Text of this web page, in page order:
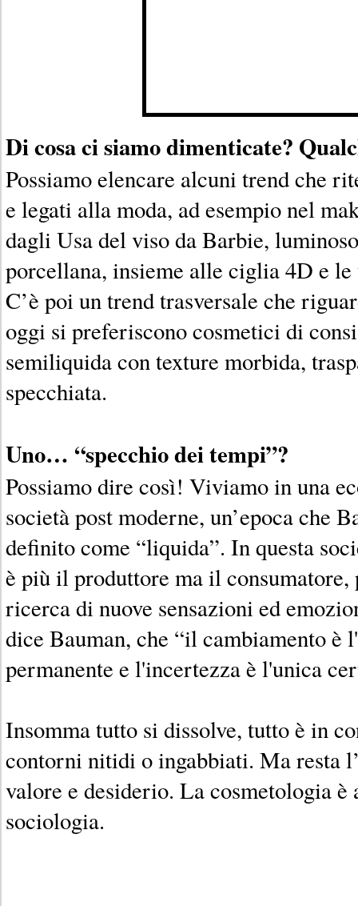
Di cosa ci siamo dimenticate?
Possiamo elencare alcuni trend che
e legati alla moda, ad esempio nel
dagli Usa del viso da Barbie,
porcellana, insieme alle ciglia 4D e le
C’è poi un trend trasversale che
oggi si preferiscono cosmetici di
semiliquida con texture morbida,
specchiata.
Uno… “specchio dei tempi”?
Possiamo dire così! Viviamo in una
società post moderne, un’epoca che
definito come “liquida”. In questa
è più il produttore ma il consumatore,
ricerca di nuove sensazioni ed
dice Bauman, che “il cambiamento è
permanente e l'incertezza è l'unica
Insomma tutto si dissolve, tutto è in
contorni nitidi o ingabbiati. Ma resta
valore e desiderio. La cosmetologia è
sociologia.